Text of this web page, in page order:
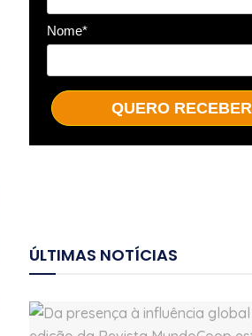
Nome*
QUERO RECEBER
ÚLTIMAS NOTÍCIAS